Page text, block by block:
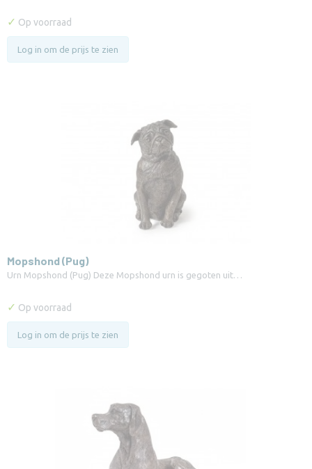
✓ Op voorraad
Log in om de prijs te zien
Mopshond (Pug)
Urn Mopshond (Pug) Deze Mopshond urn is gegoten uit…
✓ Op voorraad
Log in om de prijs te zien